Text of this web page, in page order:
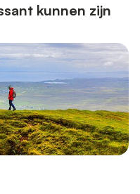
kunnen zijn